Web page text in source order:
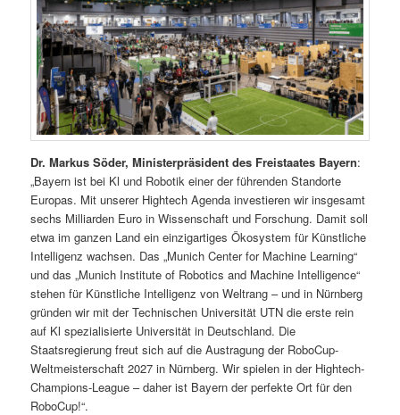
Dr. Markus Söder, Ministerpräsident des Freistaates Bayern:
„Bayern ist bei Kl und Robotik einer der führenden Standorte
Europas. Mit unserer Hightech Agenda investieren wir insgesamt
sechs Milliarden Euro in Wissenschaft und Forschung. Damit soll
etwa im ganzen Land ein einzigartiges Ökosystem für Künstliche
Intelligenz wachsen. Das „Munich Center for Machine Learning“
und das „Munich Institute of Robotics and Machine Intelligence“
stehen für Künstliche Intelligenz von Weltrang – und in Nürnberg
gründen wir mit der Technischen Universität UTN die erste rein
auf Kl spezialisierte Universität in Deutschland. Die
Staatsregierung freut sich auf die Austragung der RoboCup-
Weltmeisterschaft 2027 in Nürnberg. Wir spielen in der Hightech-
Champions-League – daher ist Bayern der perfekte Ort für den
RoboCup!“.